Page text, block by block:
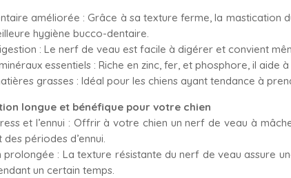
améliorée : Grâce à sa texture ferme, la
hygiène bucco-dentaire.
: Le nerf de veau est facile à digérer et convient
essentiels : Riche en zinc, fer, et phosphore, il aide
grasses : Idéal pour les chiens ayant tendance à
longue et bénéfique pour votre chien
et l’ennui : Offrir à votre chien un nerf de veau à
périodes d’ennui.
: La texture résistante du nerf de veau assure
un certain temps.